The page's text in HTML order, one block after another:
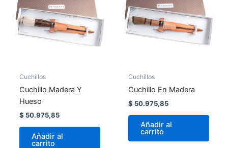
Cuchillos
Cuchillo Madera Y
Hueso
$ 50.975,85
Añadir al
carrito
Cuchillos
Cuchillo En Madera
$ 50.975,85
Añadir al
carrito